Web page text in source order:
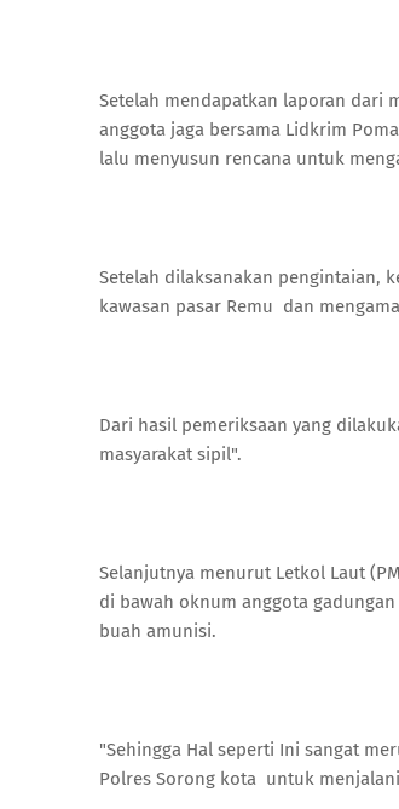
Setelah mendapatkan laporan dari
anggota jaga bersama Lidkrim
lalu menyusun rencana untuk
Setelah dilaksanakan pengintaian,
kawasan pasar Remu dan
Dari hasil pemeriksaan yang
masyarakat sipil".
Selanjutnya menurut Letkol Laut
di bawah oknum anggota
buah amunisi.
"Sehingga Hal seperti Ini sangat
Polres Sorong kota untuk